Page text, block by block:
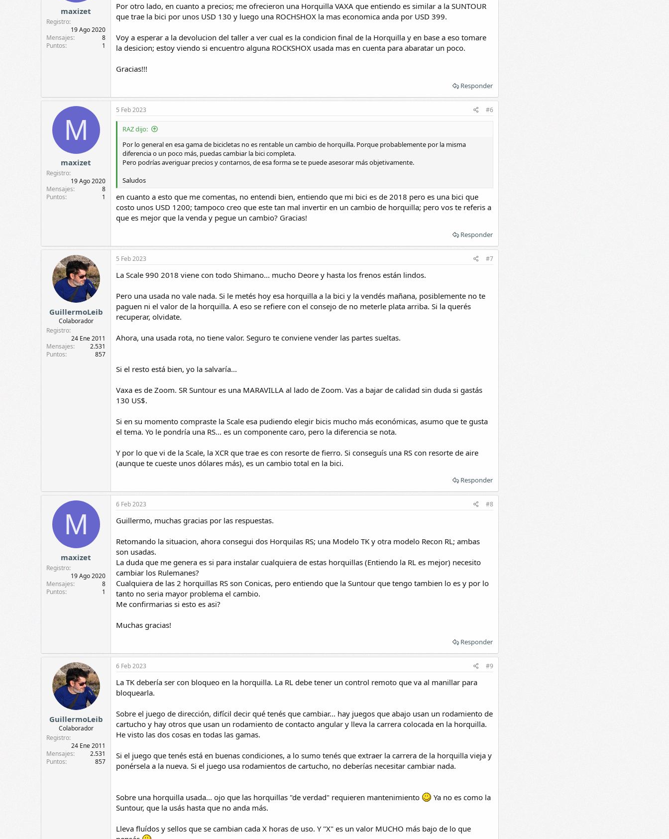
maxizet
Registro
19 Ago 2020
Mensajes
8
Puntos
1
Por otro lado, en cuanto a precios; me ofrecieron una Horquilla VAXA que entiendo es similar a la SUNTOUR
que trae la bici por unos USD 130 y luego una ROCHSHOX la mas economica anda por USD 399.
Voy a esperar a la devolucion del taller a ver cual es la condicion final de la Horquilla y en base a eso tomare
la desicion; estoy viendo si encuentro alguna ROCKSHOX usada mas en cuenta para abaratar un poco.
Gracias!!!
Responder
M
maxizet
Registro
19 Ago 2020
Mensajes
8
Puntos
1
5 Feb 2023 #6
RAZ dijo:
Por lo general en esa gama de bicicletas no es rentable un cambio de horquilla. Porque probablemente por la misma
diferencia o un poco más, puedas cambiar la bici completa.
Pero podrías averiguar precios y contarnos, de esa forma se te puede asesorar más objetivamente.
Saludos
en cuanto a esto que me comentas, no entendi bien, entiendo que mi bici es de 2018 pero es una bici que
costo unos USD 1200; tampoco creo que este tan mal invertir en un cambio de horquilla; pero vos te referis a
que es mejor que la venda y pegue un cambio? Gracias!
Responder
GuillermoLeib
Colaborador
Registro
24 Ene 2011
Mensajes
2.531
Puntos
857
5 Feb 2023 #7
La Scale 990 2018 viene con todo Shimano... mucho Deore y hasta los frenos están lindos.
Pero una usada no vale nada. Si le metés hoy esa horquilla a la bici y la vendés mañana, posiblemente no te
paguen ni el valor de la horquilla. A eso se refiere con el consejo de no meterle plata arriba. Si la querés
recuperar, olvidate.
Ahora, una usada rota, no tiene valor. Seguro te conviene vender las partes sueltas.
Si el resto está bien, yo la salvaría...
Vaxa es de Zoom. SR Suntour es una MARAVILLA al lado de Zoom. Vas a bajar de calidad sin duda si gastás
130 US$.
Si en su momento compraste la Scale esa pudiendo elegir bicis mucho más económicas, asumo que te gusta
el tema. Yo le pondría una RS... es un componente caro, pero la diferencia se nota.
Y por lo que vi de la Scale, la XCR que trae es con resorte de fierro. Si conseguís una RS con resorte de aire
(aunque te cueste unos dólares más), es un cambio total en la bici.
Responder
M
maxizet
Registro
19 Ago 2020
Mensajes
8
Puntos
1
6 Feb 2023 #8
Guillermo, muchas gracias por las respuestas.
Retomando la situacion, ahora consegui dos Horquilas RS; una Modelo TK y otra modelo Recon RL; ambas
son usadas.
La duda que me genera es si para instalar cualquiera de estas horquillas (Entiendo la RL es mejor) necesito
cambiar los Rulemanes?
Cualquiera de las 2 horquillas RS son Conicas, pero entiendo que la Suntour que tengo tambien lo es y por lo
tanto no seria mayor problema el cambio.
Me confirmarias si esto es asi?
Muchas gracias!
Responder
GuillermoLeib
Colaborador
Registro
24 Ene 2011
Mensajes
2.531
Puntos
857
6 Feb 2023 #9
La TK debería ser con bloqueo en la horquilla. La RL debe tener un control remoto que va al manillar para
bloquearla.
Sobre el juego de dirección, difícil decir qué tenés que cambiar... hay juegos que abajo usan un rodamiento de
cartucho y hay otros que usan un rodamiento de contacto angular y lleva la carrera colocada en la horquilla.
He visto las dos cosas en todas las gamas.
Si el juego que tenés está en buenas condiciones, a lo sumo tenés que extraer la carrera de la horquilla vieja y
ponérsela a la nueva. Si el juego usa rodamientos de cartucho, no deberías necesitar cambiar nada.
Sobre una horquilla usada... ojo que las horquillas "de verdad" requieren mantenimiento
Ya no es como la
Suntour, que la usás hasta que no anda más.
Lleva fluídos y sellos que se cambian cada X horas de uso. Y "X" es un valor MUCHO más bajo de lo que